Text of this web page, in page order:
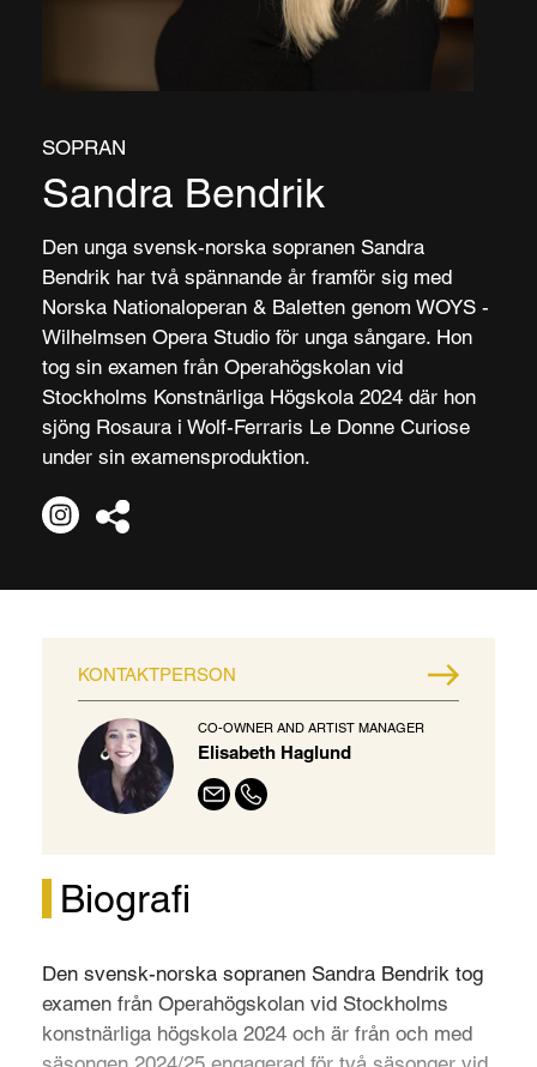
SOPRAN
Sandra Bendrik
Den unga svensk-norska sopranen Sandra
Bendrik har två spännande år framför sig med
Norska Nationaloperan & Baletten genom WOYS -
Wilhelmsen Opera Studio för unga sångare. Hon
tog sin examen från Operahögskolan vid
Stockholms Konstnärliga Högskola 2024 där hon
sjöng Rosaura i Wolf-Ferraris Le Donne Curiose
under sin examensproduktion.
Biografi
Den svensk-norska sopranen Sandra Bendrik tog
examen från Operahögskolan vid Stockholms
konstnärliga högskola 2024 och är från och med
KONTAKTPERSON
CO-OWNER AND ARTIST MANAGER
Elisabeth Haglund